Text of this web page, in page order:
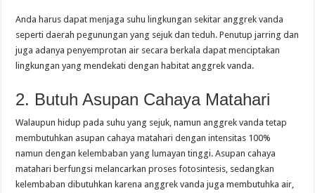
Anda harus dapat menjaga suhu lingkungan sekitar anggrek vanda
seperti daerah pegunungan yang sejuk dan teduh. Penutup jarring dan
juga adanya penyemprotan air secara berkala dapat menciptakan
lingkungan yang mendekati dengan habitat anggrek vanda.
2. Butuh Asupan Cahaya Matahari
Walaupun hidup pada suhu yang sejuk, namun anggrek vanda tetap
membutuhkan asupan cahaya matahari dengan intensitas 100%
namun dengan kelembaban yang lumayan tinggi. Asupan cahaya
matahari berfungsi melancarkan proses fotosintesis, sedangkan
kelembaban dibutuhkan karena anggrek vanda juga membutuhka air,